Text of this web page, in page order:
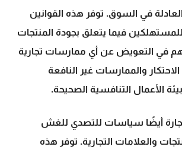
في السوق. توفر هذه القوانين
للمستهلكين فيما يتعلق بجودة المنتجات
في التعويض عن أي ممارسات تجارية
والممارسات غير النافعة
الأعمال التنافسية الصحيحة.
أيضًا سياسات للتصدي للغش
والعلامات التجارية. توفر هذه